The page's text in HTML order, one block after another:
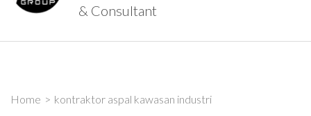
& Consultant
Home > kontraktor aspal kawasan industri